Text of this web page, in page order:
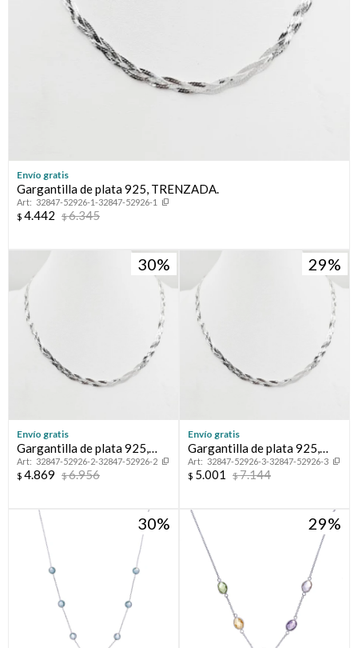
Envío gratis
Gargantilla de plata 925, TRENZADA.
32847-52926-1-32847-52926-1
$ 4.442 $6.345
30
Envío gratis
Gargantilla de plata 925,
TRENZADA.
32847-52926-2-32847-52926-2
$ 4.869 $6.956
29
Envío gratis
Gargantilla de plata 925,
TRENZADA.
32847-52926-3-32847-52926-3
$ 5.001 $7.144
30 29